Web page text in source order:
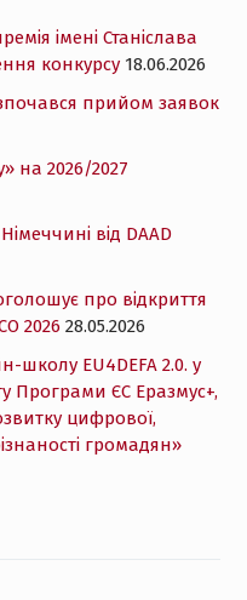
імені Станіслава
конкурсу 18.06.2026
прийом заявок
на 2026/2027
від DAAD
про відкриття
2026 28.05.2026
EU4DEFA 2.0. у
Програми ЄС Еразмус+,
цифрової,
громадян»